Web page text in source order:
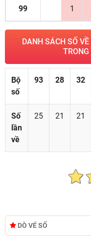
DÒ VÉ SỐ
99 1
DANH SÁCH SỐ
Bộ
số
93 28 32
Số
lần
về
25 21 21